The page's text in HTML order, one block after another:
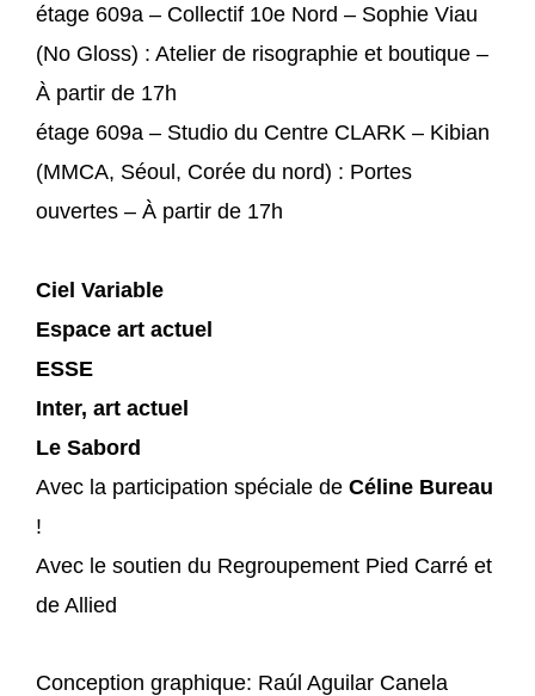
étage 609a – Collectif 10e Nord – Sophie Viau
(No Gloss) : Atelier de risographie et boutique –
À partir de 17h
étage 609a – Studio du Centre CLARK – Kibian
(MMCA, Séoul, Corée du nord) : Portes
ouvertes – À partir de 17h
Ciel Variable
Espace art actuel
ESSE
Inter, art actuel
Le Sabord
Avec la participation spéciale de Céline Bureau
!
Avec le soutien du Regroupement Pied Carré et
de Allied
Conception graphique: Raúl Aguilar Canela